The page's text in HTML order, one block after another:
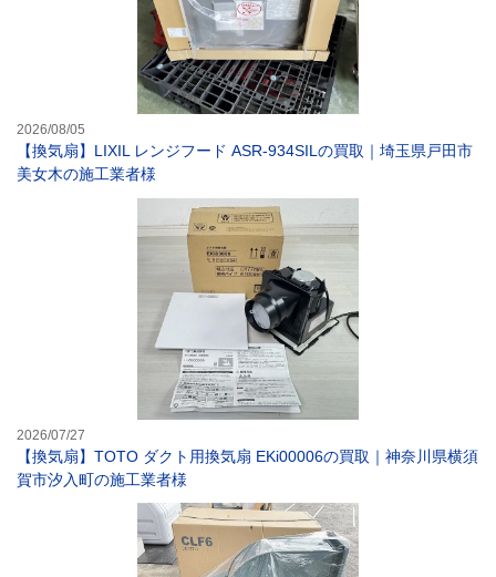
2026/08/05
【換気扇】LIXIL レンジフード ASR-934SILの買取｜埼玉県戸田市
美女木の施工業者様
2026/07/27
【換気扇】TOTO ダクト用換気扇 EKi00006の買取｜神奈川県横須
賀市汐入町の施工業者様